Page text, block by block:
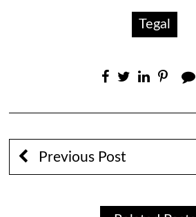
Tegal
Previous Post